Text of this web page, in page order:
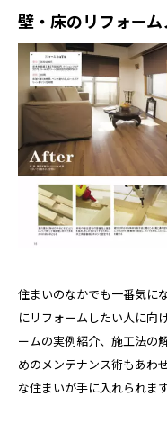
壁・床のリフォー
住まいのなかでも一番気に
にリフォームしたい人に向
ームの実例紹介、施工法の
めのメンテナンス術もあわ
な住まいが手に入れられます